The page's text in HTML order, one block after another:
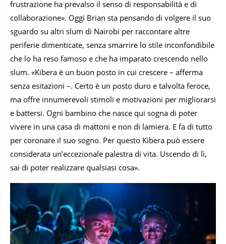
frustrazione ha prevalso il senso di responsabilità e di
collaborazione». Oggi Brian sta pensando di volgere il suo
sguardo su altri slum di Nairobi per raccontare altre
periferie dimenticate, senza smarrire lo stile inconfondibile
che lo ha reso famoso e che ha imparato crescendo nello
slum. «Kibera è un buon posto in cui crescere – afferma
senza esitazioni –. Certo è un posto duro e talvolta feroce,
ma offre innumerevoli stimoli e motivazioni per migliorarsi
e battersi. Ogni bambino che nasce qui sogna di poter
vivere in una casa di mattoni e non di lamiera. E fa di tutto
per coronare il suo sogno. Per questo Kibera può essere
considerata un’eccezionale palestra di vita. Uscendo di lì,
sai di poter realizzare qualsiasi cosa».